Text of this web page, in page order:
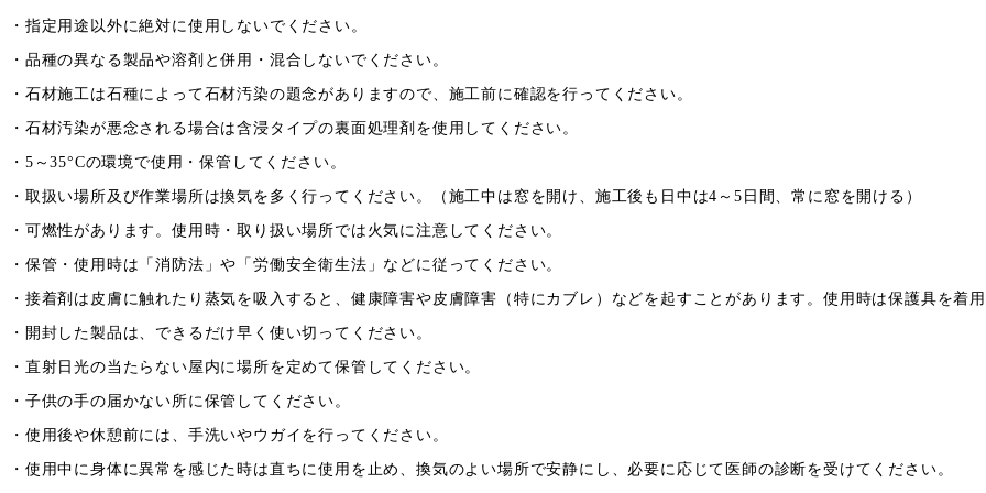
・指定用途以外に絶対に使用しないでください。
・品種の異なる製品や溶剤と併用・混合しないでください。
・石材施工は石種によって石材汚染の題念がありますので、施工前に確認を行ってください。
・石材汚染が悪念される場合は含浸タイプの裏面処理剤を使用してください。
・5～35°Cの環境で使用・保管してください。
・取扱い場所及び作業場所は換気を多く行ってください。（施工中は窓を開け、施工後も日中は4～5日間、常に窓を開ける）
・可燃性があります。使用時・取り扱い場所では火気に注意してください。
・保管・使用時は「消防法」や「労働安全衛生法」などに従ってください。
・接着剤は皮膚に触れたり蒸気を吸入すると、健康障害や皮膚障害（特にカブレ）などを起すことがあります。使用時は保護具を着用
・開封した製品は、できるだけ早く使い切ってください。
・直射日光の当たらない屋内に場所を定めて保管してください。
・子供の手の届かない所に保管してください。
・使用後や休憩前には、手洗いやウガイを行ってください。
・使用中に身体に異常を感じた時は直ちに使用を止め、換気のよい場所で安静にし、必要に応じて医師の診断を受けてください。